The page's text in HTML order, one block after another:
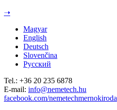
Jump to navigation
➝
Magyar
English
Deutsch
Slovenčina
Русский
Tel.: +36 20 235 6878
E-mail: info@nemetech.hu
facebook.com/nemetechmernokiroda